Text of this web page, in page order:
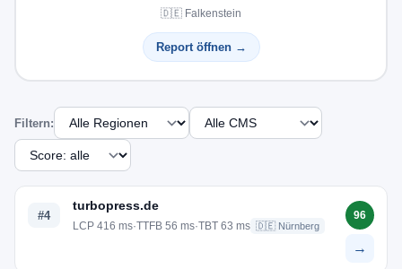
🇩🇪 Falkenstein
Report öffnen →
Filtern:
#4
turbopress.de
LCP 416 ms·TTFB 56 ms·TBT 63 ms 🇩🇪 Nürnberg
96
→